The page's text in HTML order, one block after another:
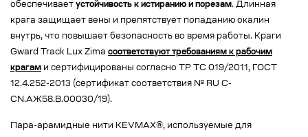
обеспечивает устойчивость к истиранию и порезам. Длинная
крага защищает вены и препятствует попаданию окалин
внутрь, что повышает безопасность во время работы. Краги
Gward Track Lux Zima соответствуют требованиям к рабочим
крагам и сертифицированы согласно ТР ТС 019/2011, ГОСТ
12.4.252-2013 (сертификат соответствия № RU C-
CN.АЖ58.В.00030/19).
Пара-арамидные нити KEVMAX®, используемые для